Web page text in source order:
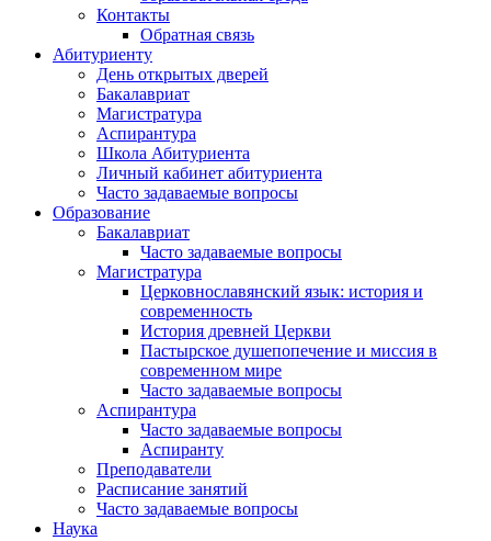
Контакты
Обратная связь
Абитуриенту
День открытых дверей
Бакалавриат
Магистратура
Аспирантура
Школа Абитуриента
Личный кабинет абитуриента
Часто задаваемые вопросы
Образование
Бакалавриат
Часто задаваемые вопросы
Магистратура
Церковнославянский язык: история и
современность
История древней Церкви
Пастырское душепопечение и миссия в
современном мире
Часто задаваемые вопросы
Аспирантура
Часто задаваемые вопросы
Аспиранту
Преподаватели
Расписание занятий
Часто задаваемые вопросы
Наука